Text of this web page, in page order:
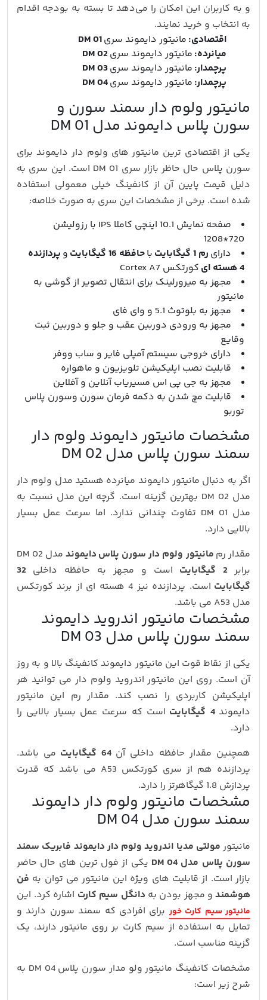
و به کاربران این امکان را می‌دهد تا بسته به بودجه اقدام
به انتخاب و خرید نمایند.
اقتصادی: مانیتور دایموند سریDM 01
میانرده: مانیتور دایموند سریDM 02
پرچمدار: مانیتور دایموند سریDM 03
پرچمدار: مانیتور دایموند سریDM 04
مانیتور ولوم دار سمند سورن و
سورن پلاس دایموند مدل DM 01
یکی از اقتصادی ترین مانیتور های ولوم دار دایموند برای
سورن پلاس حال حاظر بازار سری DM 01 است. این سری به
دلیل قیمت پایین آن از کانفینگ خیلی معمولی استفاده
شده است. برخی از مشخصات این سری به صورت خلاصه:
صفحه نمایش 10.1 اینچی کاملا IPS با رزولیشن
720*1208
دارای رم 1 گیگابایت باحافظه 16 گیگابایت و پردازنده
4 هسته ای
کورتکس Cortex A7
مجهز به میرورلینک برای انتقال تصویر از گوشی به
مانیتور
مجهز به بلوتوث 5.1 و وای فای
مجهز به ورودی دوربین عقب و جلو و دوربین ثبت
وقایع
دارای خروجی سیستم آمپلی فایر و ساب ووفر
قابلیت نصب اپلیکیشن تلویزیون و ماهواره
مجهز به جی پی اس مسیریاب آنلاین و آفلاین
قابلیت مچ شدن به دکمه فرمان سورن وسورن پلاس
توربو
مشخصات مانیتور دایموند ولوم دار
سمند سورن پلاس مدل DM 02
اگر به دنبال مانیتور دایموند میانرده هستید مدل ولوم دار
مدل DM 02 بهترین گزینه است. گرچه این مدل نسبت به
مدل DM 01 تفاوت چندانی ندارد. اما سرعت عمل بسیار
بالایی دارد.
مقدار رم مانیتور ولوم دار سورن پلاس دایموند
مدل DM 02
برابر 2 گیگابایت است و مجهز به حافظه داخلی 32
گیگابایت
است. پردازنده نیز 4 هسته ای از برند کورتکس
مدل A53 می باشد.
مشخصات مانیتور اندروید دایموند
سمند سورن پلاس مدل DM 03
یکی از نقاط قوت این مانیتور دایموند کانفینگ بالا و به روز
آن است. روی این مانیتور اندروید ولوم دار می توانید هر
اپلیکیشن کاربردی را نصب کند. مقدار رم این مانیتور
دایموند4 گیگابایت
است که سرعت عمل بسیار بالایی را
دارد.
همچنین مقدار حافظه داخلی آن 64 گیگابایت
می باشد.
پردازنده هم از سری کورتکس A53 می باشد که قدرت
پردازش 1.8 گیگاهرتز را دارد.
مشخصات مانیتور ولوم دار دایموند
سمند سورن مدل DM 04
مانیتور مولتی مدیا اندروید ولوم دار دایموند فابریک سمند
سورن پلاس مدل DM 04
یکی از فول ترین های حال حاضر
بازار است. از قابلیت های ویژه این مانیتور می توان به فن
هوشمندو مجهز بودن به دانگل سیم کارت اشاره کرد. این
مانیتور سیم کارت خور برای افرادی که سمند سورن دارند و
تمایل به استفاده از سیم کارت بر روی مانیتور دارند، یک
گزینه مناسب است.
مشخصات کانفینگ مانیتور ولو مدار سورن پلاس DM 04 به
شرح زیر است: